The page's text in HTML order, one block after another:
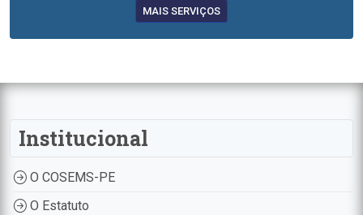
MAIS SERVIÇOS
Institucional
O COSEMS-PE
O Estatuto